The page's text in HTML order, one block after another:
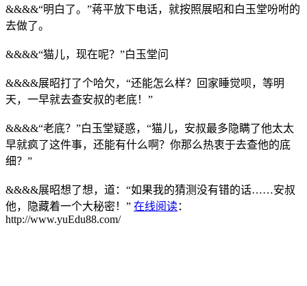
&&&&“明白了。”蒋平放下电话，就按照展昭和白玉堂吩咐的
去做了。
&&&&“猫儿，现在呢？”白玉堂问
&&&&展昭打了个哈欠，“还能怎么样？回家睡觉呗，等明
天，一早就去查安叔的老底！”
&&&&“老底？”白玉堂疑惑，“猫儿，安叔最多隐瞒了他太太
早就疯了这件事，还能有什么啊？你那么热衷于去查他的底
细？”
&&&&展昭想了想，道：“如果我的猜测没有错的话……安叔
他，隐藏着一个大秘密！” 在线阅读：
http://www.yuEdu88.com/